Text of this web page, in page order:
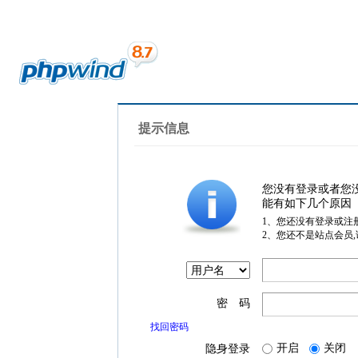
提示信息
您没有登录或者您
能有如下几个原因
1、您还没有登录或注
2、您还不是站点会员
密 码
找回密码
隐身登录 开启 关闭